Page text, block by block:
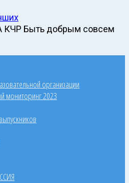
КЧР Быть добрым совсем
организации
мониторинг 2023